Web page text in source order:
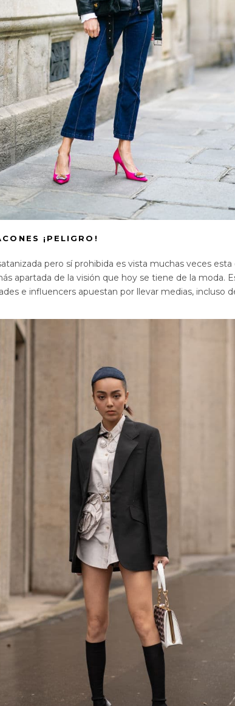
¡PELIGRO!
pero sí prohibida es vista muchas veces esta
apartada de la visión que hoy se tiene de la moda.
e influencers apuestan por llevar medias, incluso